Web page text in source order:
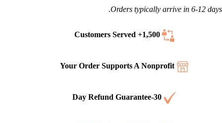
انگلیسی،
نسخه
Orders typically arrive in 6-12 days.
1,500+ Customers
Served
Your Order Supports A Nonprofit
30-Day Refund Guarantee